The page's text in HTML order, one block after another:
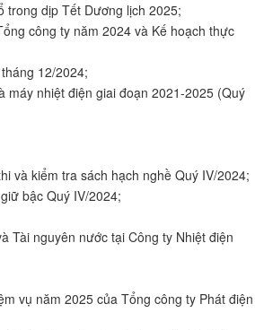
trong dịp Tết Dương lịch 2025;
công ty năm 2024 và Kế hoạch thực
12/2024;
nhiệt điện giai đoạn 2021-2025 (Quý
và kiểm tra sách hạch nghề Quý IV/2024;
bậc Quý IV/2024;
Tài nguyên nước tại Công ty Nhiệt điện
vụ năm 2025 của Tổng công ty Phát điện